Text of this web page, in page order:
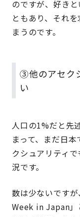
のですが、好き
ともあり、それ
まうのです。
③他のアセク
い
人口の1%だと先
まって、まだ日
クシュアリティ
況です。
数は少ないです
Week in Japan」